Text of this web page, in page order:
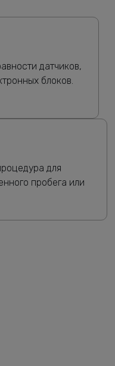
датчиков,
блоков.
для
пробега или